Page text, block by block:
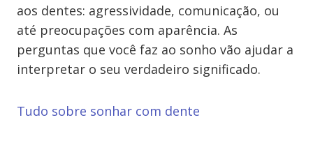
aos dentes: agressividade, comunicação, ou
até preocupações com aparência. As
perguntas que você faz ao sonho vão ajudar a
interpretar o seu verdadeiro significado.
Tudo sobre sonhar com dente